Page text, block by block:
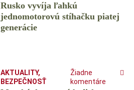
Rusko vyvíja ľahkú
jednomotorovú stíhačku piatej
generácie
AKTUALITY,
BEZPEČNOSŤ
Žiadne
komentáre